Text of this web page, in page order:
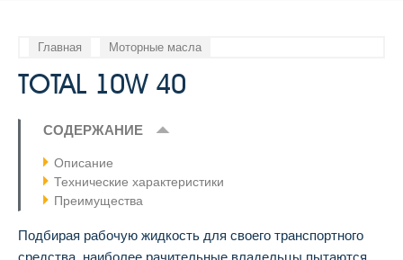
Главная Моторные масла
TOTAL 10W 40
СОДЕРЖАНИЕ
Описание
Технические характеристики
Преимущества
Подбирая рабочую жидкость для своего транспортного
средства, наиболее рачительные владельцы пытаются